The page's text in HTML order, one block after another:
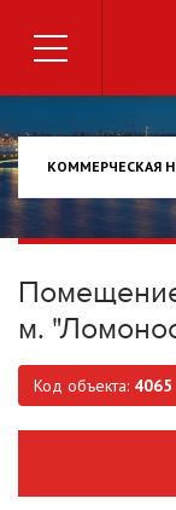
КОММЕРЧЕСКАЯ
м.
Код объекта: 4065